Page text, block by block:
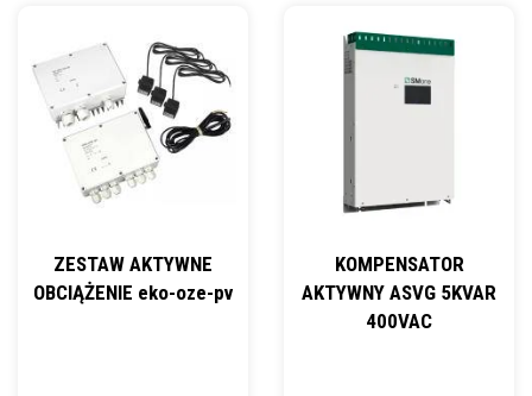
ZESTAW AKTYWNE
OBCIĄŻENIE eko-oze-pv
KOMPENSATOR
AKTYWNY ASVG 5KVAR
400VAC